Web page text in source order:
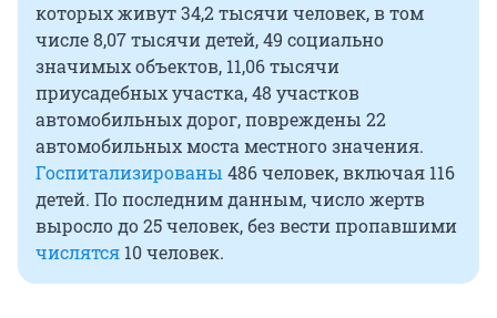
которых живут 34,2 тысячи человек, в том
числе 8,07 тысячи детей, 49 социально
значимых объектов, 11,06 тысячи
приусадебных участка, 48 участков
автомобильных дорог, повреждены 22
автомобильных моста местного значения.
Госпитализированы 486 человек, включая 116
детей. По последним данным, число жертв
выросло до 25 человек, без вести пропавшими
числятся 10 человек.